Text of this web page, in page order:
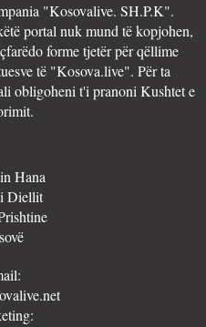
"Kosovalive. SH.P.K".
portal nuk mund të kopjohen,
forme tjetër për qëllime
të "Kosova.live". Për ta
obligoheni t'i pranoni Kushtet e
Hana
Diellit